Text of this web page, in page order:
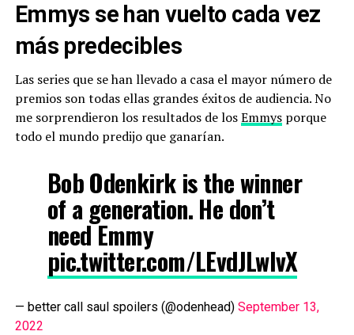
Emmys se han vuelto cada vez
más predecibles
Las series que se han llevado a casa el mayor número de
premios son todas ellas grandes éxitos de audiencia. No
me sorprendieron los resultados de losEmmysporque
todo el mundo predijo que ganarían.
Bob Odenkirk is the winner
of a generation. He don’t
need Emmy
pic.twitter.com/LEvdJLwlvX
— better call saul spoilers (@odenhead) September 13,
2022